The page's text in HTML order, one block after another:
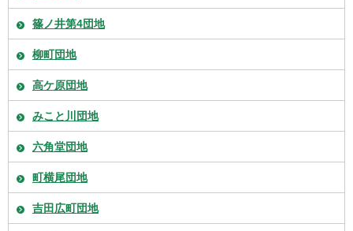
篠ノ井第4団地
柳町団地
高ケ原団地
みこと川団地
六角堂団地
町横尾団地
吉田広町団地